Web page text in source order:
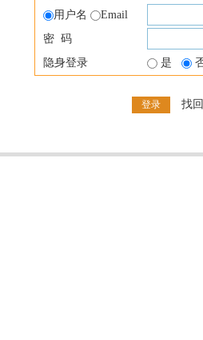
用户名
Email
密 码
隐身登录
是
找